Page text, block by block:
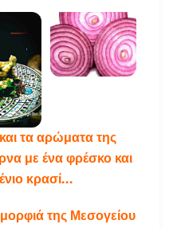
τα αρώματα της
με ένα φρέσκο και
κρασί...
της Μεσογείου